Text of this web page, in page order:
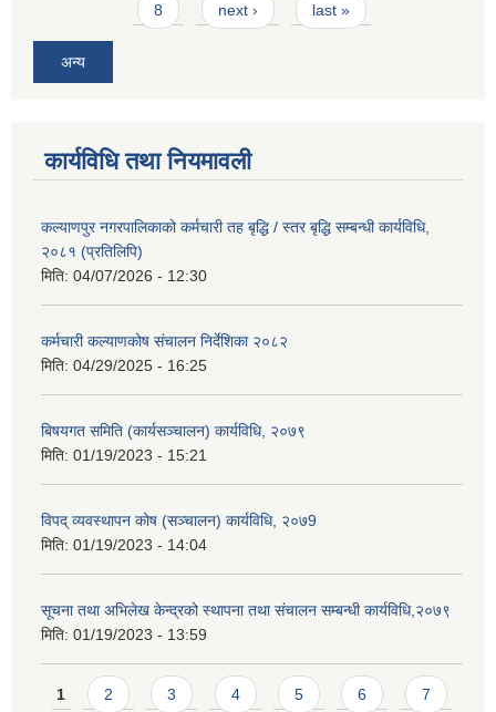
8 next › last »
अन्य
कार्यविधि तथा नियमावली
कल्याणपुर नगरपालिकाको कर्मचारी तह बृद्धि / स्तर बृद्धि सम्बन्धी कार्यविधि,
२०८१ (प्रतिलिपि)
मिति: 04/07/2026 - 12:30
कर्मचारी कल्याणकोष संचालन निर्देशिका २०८२
मिति: 04/29/2025 - 16:25
बिषयगत समिति (कार्यसञ्चालन) कार्यविधि, २०७९
मिति: 01/19/2023 - 15:21
विपद् व्यवस्थापन कोष (सञ्चालन) कार्यविधि, २०७9
मिति: 01/19/2023 - 14:04
सूचना तथा अभिलेख केन्द्रको स्थापना तथा संचालन सम्बन्धी कार्यविधि,२०७९
मिति: 01/19/2023 - 13:59
Pages
1 2 3 4 5 6 7